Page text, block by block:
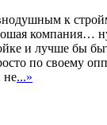
к
компания…
и лучше бы
по своему
не...»